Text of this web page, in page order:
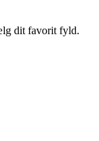
dit favorit fyld.